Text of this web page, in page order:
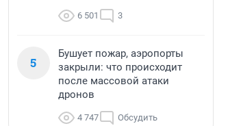
6 501 3
5
Бушует пожар, аэропорты
закрыли: что происходит
после массовой атаки
дронов
4 747 Обсудить